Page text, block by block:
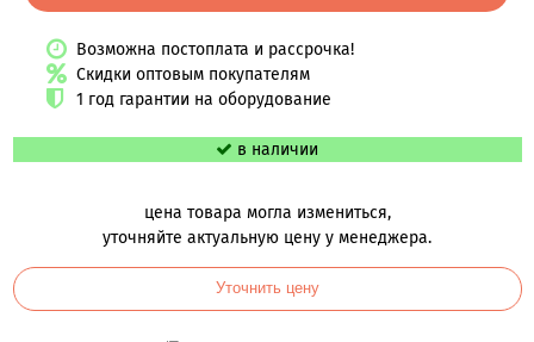
Возможна постоплата и рассрочка!
Скидки оптовым покупателям
1 год гарантии на оборудование
в наличии
цена товара могла измениться,
уточняйте актуальную цену у менеджера.
Уточнить цену